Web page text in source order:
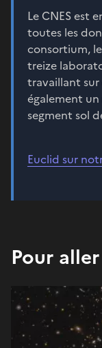
Le CNES est
toutes les
consortium,
treize
travaillant sur
également
segment sol
Euclid sur
Pour